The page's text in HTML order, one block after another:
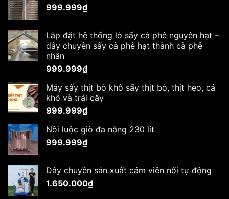
999.999₫
Lắp đặt hệ thống lò sấy cà phê nguyên hạt –
dây chuyền sấy cà phê hạt thành cà phê
nhân
999.999₫
Máy sấy thịt bò khô sấy thịt bò, thịt heo, cá
khô và trái cây
999.999₫
Nồi luộc giò đa năng 230 lít
999.999₫
Dây chuyền sản xuất cám viên nổi tự động
1.650.000₫